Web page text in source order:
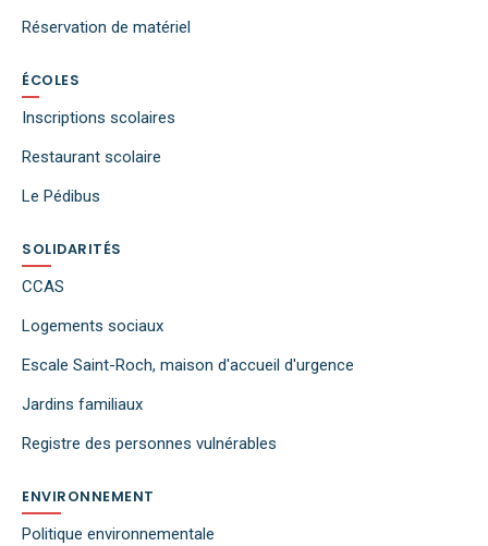
Réservation de matériel
ÉCOLES
Inscriptions scolaires
Restaurant scolaire
Le Pédibus
SOLIDARITÉS
CCAS
Logements sociaux
Escale Saint-Roch, maison d'accueil d'urgence
Jardins familiaux
Registre des personnes vulnérables
ENVIRONNEMENT
Politique environnementale